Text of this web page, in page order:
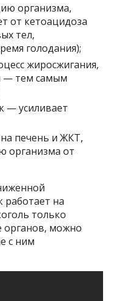
организма,
от кетоацидоза
тел,
голодания);
жиросжигания,
— тем самым
— усиливает
печень и ЖКТ,
организма от
работает на
только
органов, можно
с ним